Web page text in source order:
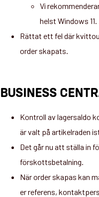
Vi
helst Windows 11.
Rättat ett fel där
order skapats.
BUSINESS
Kontroll av lagersaldo
är valt på artikelraden
Det går nu att ställa in
förskottsbetalning.
När order skapas kan
er referens,